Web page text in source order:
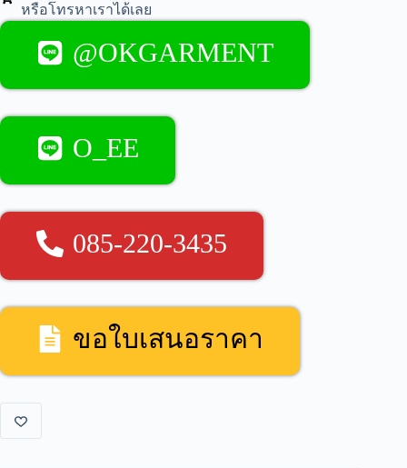
หรือโทรหาเราได้เลย
@OKGARMENT
O_EE
085-220-3435
ขอใบเสนอราคา